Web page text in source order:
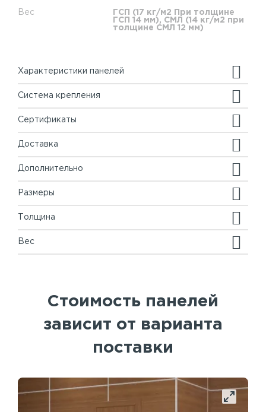
Вес
ГСП (17 кг/м2 При толщине
ГСП 14 мм), СМЛ (14 кг/м2 при
толщине СМЛ 12 мм)
Характеристики панелей
Система крепления
Сертификаты
Доставка
Дополнительно
Размеры
Толщина
Вес
Стоимость панелей
зависит от варианта
поставки